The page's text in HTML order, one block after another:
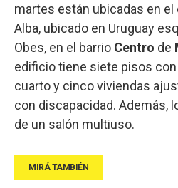
martes están ubicadas en el
Alba, ubicado en Uruguay
Obes, en el barrio Centro de
edificio tiene siete pisos
cuarto y cinco viviendas
con discapacidad. Además,
de un salón multiuso.